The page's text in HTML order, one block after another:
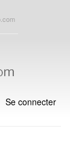
Se connecter